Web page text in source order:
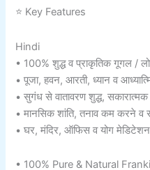
⭐ Key Features
Hindi
• 100% शुद्ध व प्राकृतिक गूगल /
• पूजा, हवन, आरती, ध्यान व
• सुगंध से वातावरण शुद्ध, सकारात्मक
• मानसिक शांति, तनाव कम करने व
• घर, मंदिर, ऑफिस व योग
• 100% Pure & Natural